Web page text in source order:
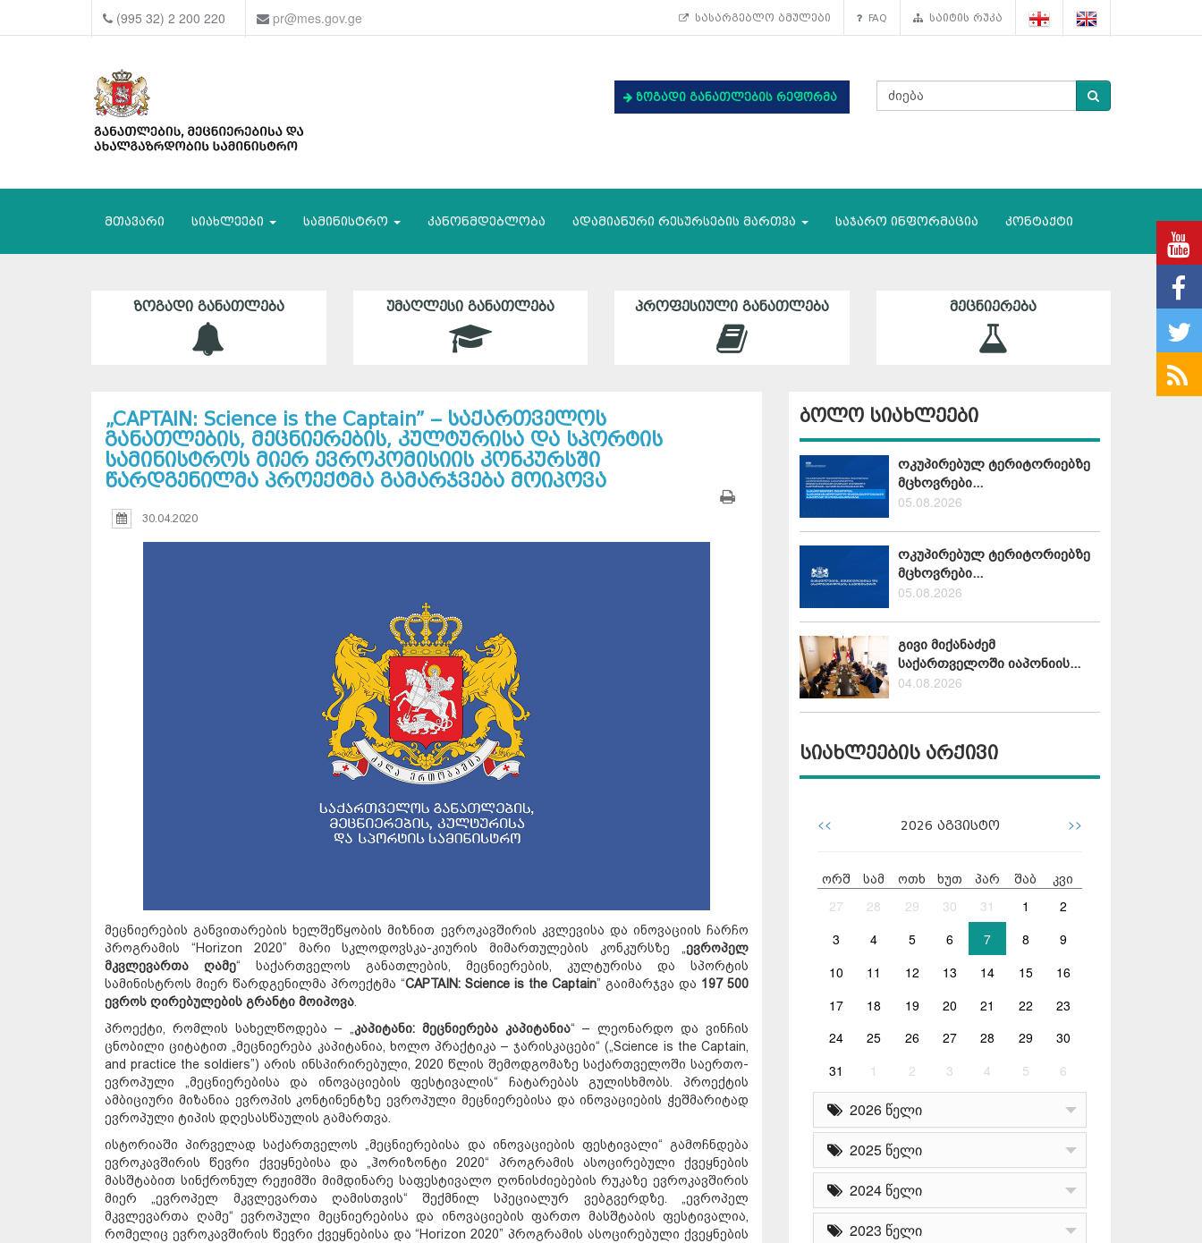
(995 32) 2 200 220 pr@mes.gov.ge სასარგებლო ბმულები FAQ საიტის რუკა
ზოგადი განათლების რეფორმა
მთავარი სიახლეები სამინისტრო კანონმდებლობა ადამიანური რესურსების მართვა საჯარო ინფორმაცია კონტაქტი
ᲖᲝᲒᲐᲓᲘ ᲒᲐᲜᲐᲗᲚᲔᲑᲐ ᲣᲛᲐᲦᲚᲔᲡᲘ ᲒᲐᲜᲐᲗᲚᲔᲑᲐ ᲞᲠᲝᲤᲔᲡᲘᲣᲚᲘ ᲒᲐᲜᲐᲗᲚᲔᲑᲐ ᲛᲔᲪᲜᲘᲔᲠᲔᲑᲐ
„CAPTAIN: Science is the Captain” – საქართველოს
განათლების, მეცნიერების, კულტურისა და სპორტის
სამინისტროს მიერ ევროკომისიის კონკურსში
წარდგენილმა პროექტმა გამარჯვება მოიპოვა
30.04.2020
მეცნიერების განვითარების ხელშეწყობის მიზნით ევროკავშირის კვლევისა და ინოვაციის ჩარჩო
პროგრამის “Horizon 2020” მარი სკლოდოვსკა-კიურის მიმართულების კონკურსზე „ევროპელ
მკვლევართა ღამე“ საქართველოს განათლების, მეცნიერების, კულტურისა და სპორტის
სამინისტროს მიერ წარდგენილმა პროექტმა “CAPTAIN: Science is the Captain” გაიმარჯვა და 197 500
ევროს ღირებულების გრანტი მოიპოვა.
პროექტი, რომლის სახელწოდება – „კაპიტანი: მეცნიერება კაპიტანია“ – ლეონარდო და ვინჩის
ცნობილი ციტატით „მეცნიერება კაპიტანია, ხოლო პრაქტიკა – ჯარისკაცები“ („Science is the Captain,
and practice the soldiers”) არის ინსპირირებული, 2020 წლის შემოდგომაზე საქართველოში საერთო-
ევროპული „მეცნიერებისა და ინოვაციების ფესტივალის“ ჩატარებას გულისხმობს. პროექტის
ამბიციური მიზანია ევროპის კონტინენტზე ევროპული მეცნიერებისა და ინოვაციების ჭეშმარიტად
ევროპული ტიპის დღესასწაულის გამართვა.
ისტორიაში პირველად საქართველოს „მეცნიერებისა და ინოვაციების ფესტივალი“ გამოჩნდება
ევროკავშირის წევრი ქვეყნებისა და „ჰორიზონტი 2020“ პროგრამის ასოცირებული ქვეყნების
მასშტაბით სინქრონულ რეჟიმში მიმდინარე საფესტივალო ღონისძიებების რუკაზე ევროკავშირის
მიერ „ევროპელ მკვლევართა ღამისთვის“ შექმნილ სპეციალურ ვებგვერდზე. „ევროპელ
მკვლევართა ღამე“ ევროპული მეცნიერებისა და ინოვაციების ფართო მასშტაბის ფესტივალია,
რომელიც ევროკავშირის წევრი ქვეყნებისა და “Horizon 2020” პროგრამის ასოცირებული ქვეყნების
ბოლო სიახლეები
ოკუპირებულ ტერიტორიებზე
მცხოვრები...
05.08.2026
ოკუპირებულ ტერიტორიებზე
მცხოვრები...
05.08.2026
გივი მიქანაძემ
საქართველოში იაპონიის...
04.08.2026
სიახლეების არქივი
<< 2026 აგვისტო >>
ორშ სამ ოთხ ხუთ პარ შაბ კვი
27 28 29 30 31 1
2
3
4 5 6 7 8
9
10
11 12 13 14 15
16
17
18 19 20 21 22
23
24
25 26 27 28 29
30
31
1 2 3 4 5 6
2026 წელი
2025 წელი
2024 წელი
2023 წელი